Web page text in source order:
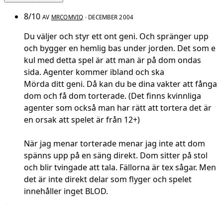
8/10 AV MRCOMVIQ · DECEMBER 2004
Du väljer och styr ett ont geni. Och spränger upp
och bygger en hemlig bas under jorden. Det som e
kul med detta spel är att man är på dom ondas
sida. Agenter kommer ibland och ska
Mörda ditt geni. Då kan du be dina vakter att fånga
dom och få dom torterade. (Det finns kvinnliga
agenter som också man har rätt att tortera det är
en orsak att spelet är från 12+)
När jag menar torterade menar jag inte att dom
spänns upp på en säng direkt. Dom sitter på stol
och blir tvingade att tala. Fällorna är tex sågar. Men
det är inte direkt delar som flyger och spelet
innehåller inget BLOD.